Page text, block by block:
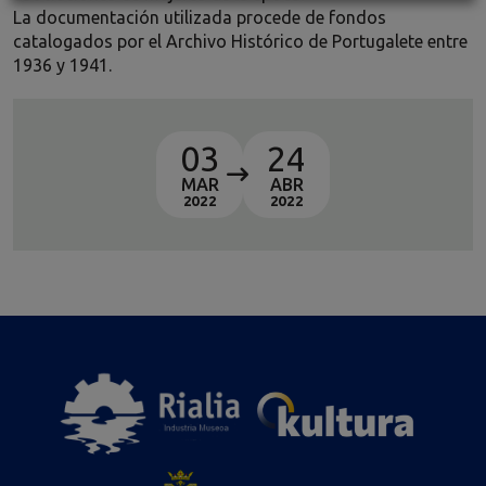
La documentación utilizada procede de fondos
catalogados por el Archivo Histórico de Portugalete entre
1936 y 1941.
03
MAR
2022
24
ABR
2022